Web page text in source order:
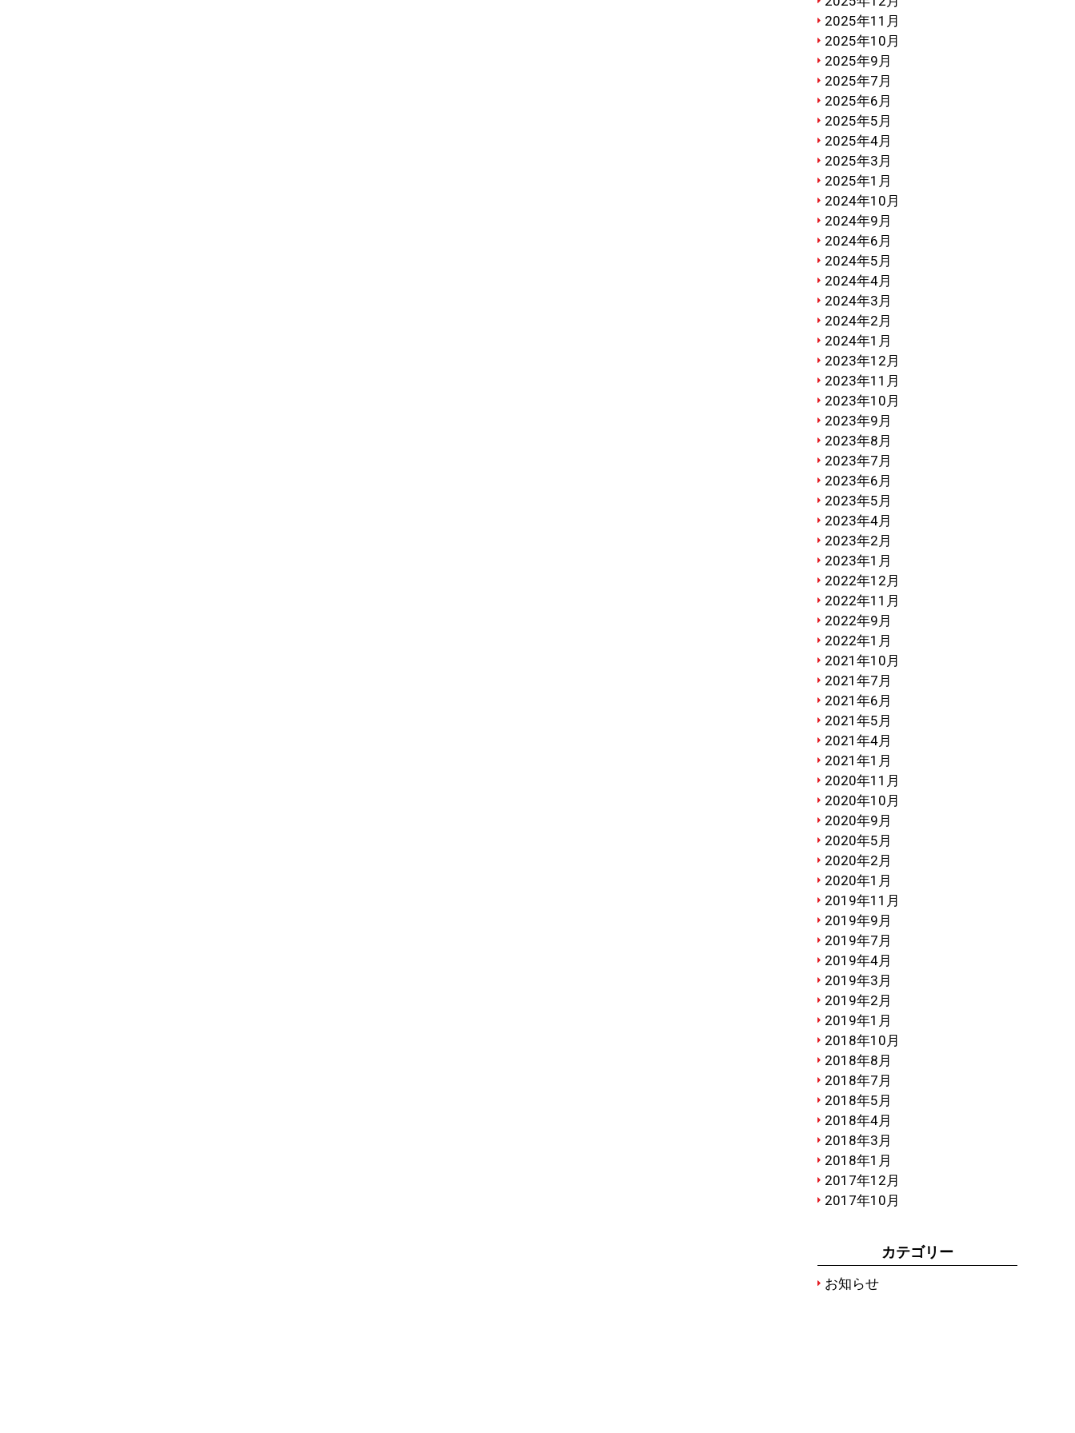
2025年11月
2025年10月
2025年9月
2025年7月
2025年6月
2025年5月
2025年4月
2025年3月
2025年1月
2024年10月
2024年9月
2024年6月
2024年5月
2024年4月
2024年3月
2024年2月
2024年1月
2023年12月
2023年11月
2023年10月
2023年9月
2023年8月
2023年7月
2023年6月
2023年5月
2023年4月
2023年2月
2023年1月
2022年12月
2022年11月
2022年9月
2022年1月
2021年10月
2021年7月
2021年6月
2021年5月
2021年4月
2021年1月
2020年11月
2020年10月
2020年9月
2020年5月
2020年2月
2020年1月
2019年11月
2019年9月
2019年7月
2019年4月
2019年3月
2019年2月
2019年1月
2018年10月
2018年8月
2018年7月
2018年5月
2018年4月
2018年3月
2018年1月
2017年12月
2017年10月
カテゴリー
お知らせ